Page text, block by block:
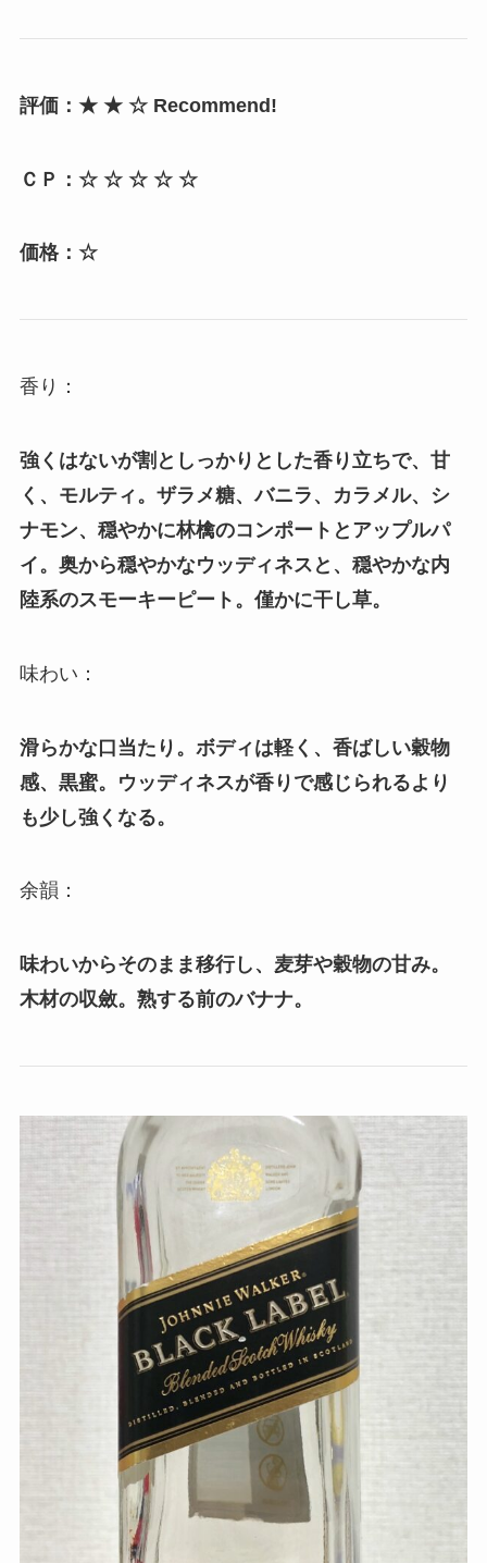
評価：★ ★ ☆ Recommend!
ＣＰ：☆ ☆ ☆ ☆ ☆
価格：☆
香り：
強くはないが割としっかりとした香り立ちで、甘
く、モルティ。ザラメ糖、バニラ、カラメル、シ
ナモン、穏やかに林檎のコンポートとアップルパ
イ。奥から穏やかなウッディネスと、穏やかな内
陸系のスモーキーピート。僅かに干し草。
味わい：
滑らかな口当たり。ボディは軽く、香ばしい穀物
感、黒蜜。ウッディネスが香りで感じられるより
も少し強くなる。
余韻：
味わいからそのまま移行し、麦芽や穀物の甘み。
木材の収斂。熟する前のバナナ。